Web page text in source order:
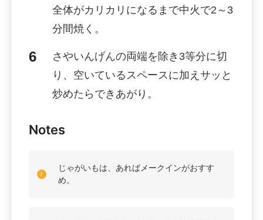
全体がカリカリになるまで中火で2～3
分間焼く。
さやいんげんの両端を除き3等分に切
り、空いているスペースに加えサッと
炒めたらできあがり。
Notes
じゃがいもは、あればメークインがおすす
め。